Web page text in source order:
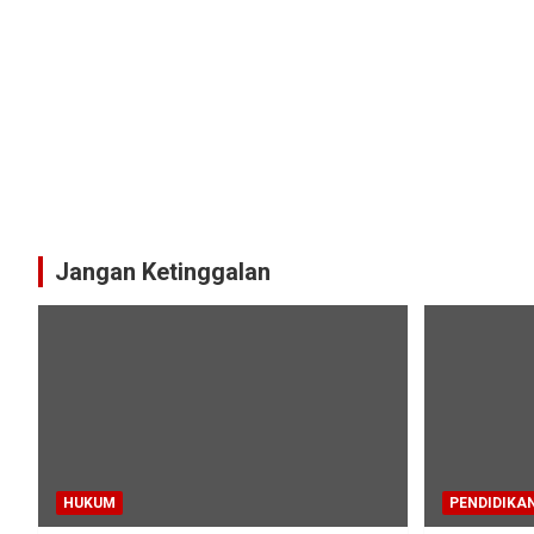
Jangan Ketinggalan
HUKUM